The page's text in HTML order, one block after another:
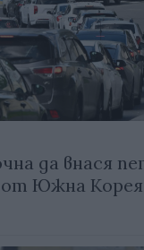
да внася
Южна